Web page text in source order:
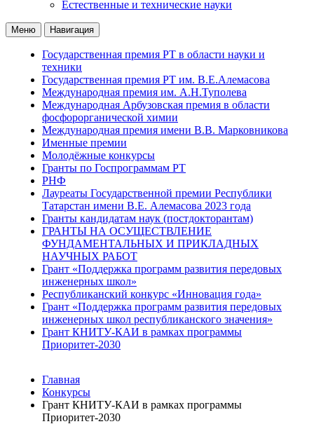
Естественные и технические науки
Меню Навигация
Государственная премия РТ в области науки и
техники
Государственная премия РТ им. В.Е.Алемасова
Международная премия им. А.Н.Туполева
Международная Арбузовская премия в области
фосфорорганической химии
Международная премия имени В.В. Марковникова
Именные премии
Молодёжные конкурсы
Гранты по Госпрограммам РТ
РНФ
Лауреаты Государственной премии Республики
Татарстан имени В.Е. Алемасова 2023 года
Гранты кандидатам наук (постдокторантам)
ГРАНТЫ НА ОСУЩЕСТВЛЕНИЕ
ФУНДАМЕНТАЛЬНЫХ И ПРИКЛАДНЫХ
НАУЧНЫХ РАБОТ
Грант «Поддержка программ развития передовых
инженерных школ»
Республиканский конкурс «Инновация года»
Грант «Поддержка программ развития передовых
инженерных школ республиканского значения»
Грант КНИТУ-КАИ в рамках программы
Приоритет-2030
Главная
Конкурсы
Грант КНИТУ-КАИ в рамках программы
Приоритет-2030